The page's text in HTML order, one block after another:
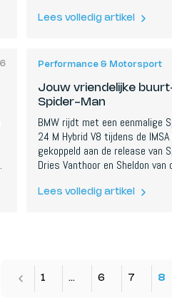
nieuwe interieurs. Beide
Lees volledig artikel
Performance & Motorsport
Jouw vriendelijke
Spider-Man
BMW rijdt met een eenmalige
24 M Hybrid V8 tijdens de
gekoppeld aan de release van
Dries Vanthoor en Sheldon
klassement met nog drie
Lees volledig artikel
1 … 6 7 8